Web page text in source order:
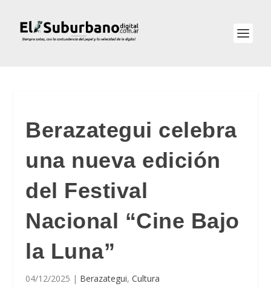
Berazategui celebra
una nueva edición
del Festival
Nacional “Cine Bajo
la Luna”
04/12/2025 | Berazategui,Cultura